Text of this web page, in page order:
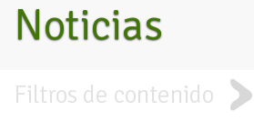
Noticias
Filtros de contenido